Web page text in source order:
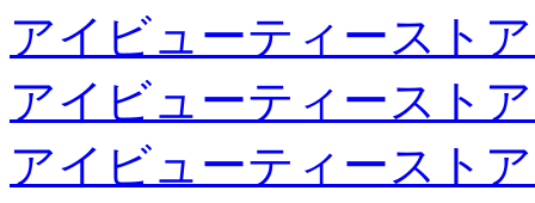
アイビューティースト
アイビューティースト
アイビューティースト